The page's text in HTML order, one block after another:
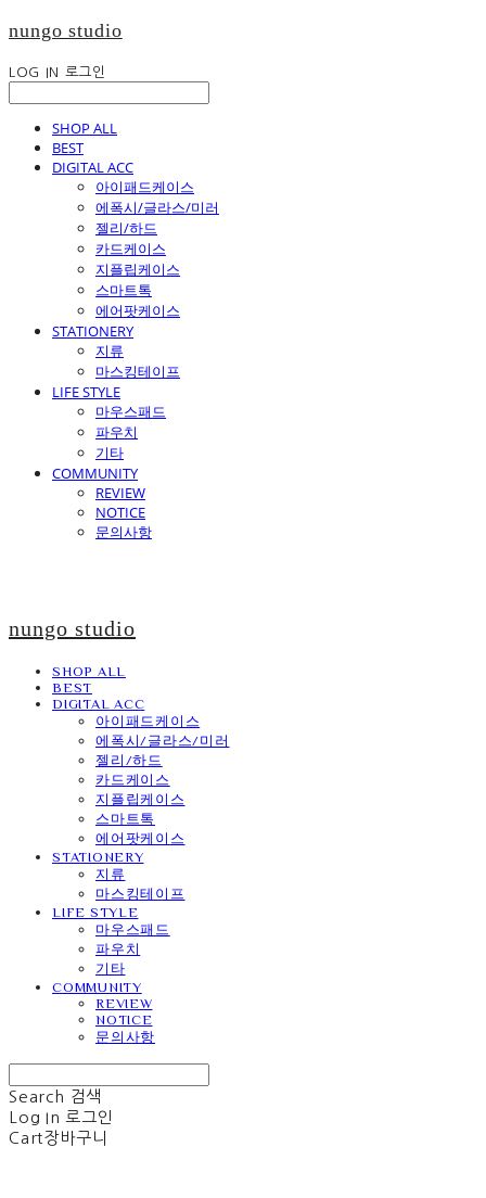
nungo studio
LOG IN 로그인
SHOP ALL
BEST
DIGITAL ACC
아이패드케이스
에폭시/글라스/미러
젤리/하드
카드케이스
지플립케이스
스마트톡
에어팟케이스
STATIONERY
지류
마스킹테이프
LIFE STYLE
마우스패드
파우치
기타
COMMUNITY
REVIEW
NOTICE
문의사항
nungo studio
SHOP ALL
BEST
DIGITAL ACC
아이패드케이스
에폭시/글라스/미러
젤리/하드
카드케이스
지플립케이스
스마트톡
에어팟케이스
STATIONERY
지류
마스킹테이프
LIFE STYLE
마우스패드
파우치
기타
COMMUNITY
REVIEW
NOTICE
문의사항
Search 검색
Log In 로그인
Cart장바구니